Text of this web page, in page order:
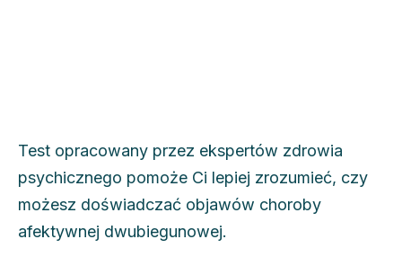
Test opracowany przez ekspertów zdrowia
psychicznego pomoże Ci lepiej zrozumieć, czy
możesz doświadczać objawów choroby
afektywnej dwubiegunowej.